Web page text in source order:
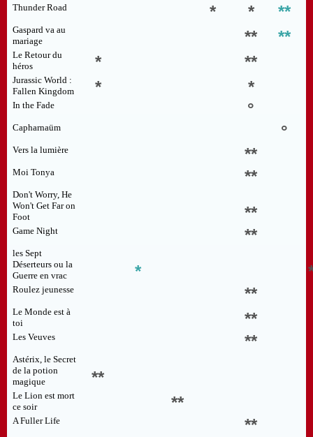
Thunder Road * * **
Gaspard va au
mariage
** **
Le Retour du
héros
* **
Jurassic World :
Fallen Kingdom
* *
In the Fade °
Capharnaüm °
Vers la lumière **
Moi Tonya **
Don't Worry, He
Won't Get Far on
Foot
**
Game Night **
les Sept
Déserteurs ou la
Guerre en vrac
*
Roulez jeunesse **
Le Monde est à
toi
**
Les Veuves **
Astérix, le Secret
de la potion
magique
**
Le Lion est mort
ce soir
**
A Fuller Life **